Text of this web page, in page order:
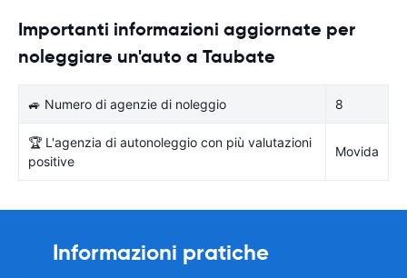
Importanti informazioni aggiornate per
noleggiare un'auto a Taubate
🚙 Numero di agenzie di noleggio 8
🏆 L'agenzia di autonoleggio con più valutazioni
positive
Movida
Informazioni pratiche